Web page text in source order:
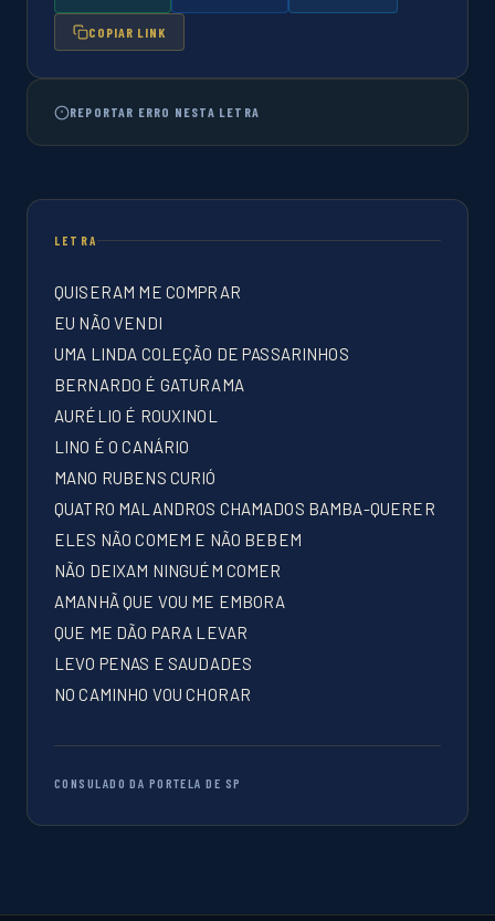
LETRA
QUISERAM ME COMPRAR
EU NÃO VENDI
UMA LINDA COLEÇÃO DE PASSARINHOS
BERNARDO É GATURAMA
AURÉLIO É ROUXINOL
LINO É O CANÁRIO
MANO RUBENS CURIÓ
QUATRO MALANDROS CHAMADOS BAMBA-QUERER
ELES NÃO COMEM E NÃO BEBEM
NÃO DEIXAM NINGUÉM COMER
AMANHÃ QUE VOU ME EMBORA
QUE ME DÃO PARA LEVAR
LEVO PENAS E SAUDADES
NO CAMINHO VOU CHORAR
CONSULADO DA PORTELA DE SP
COPIAR LINK
REPORTAR ERRO NESTA LETRA